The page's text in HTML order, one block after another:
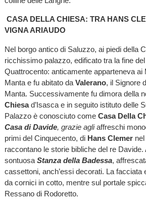
CASA DELLA CHIESA: TRA HANS
VIGNA ARIAUDO
Nel borgo antico di Saluzzo, ai piedi della
ricchissimo palazzo, edificato tra la fine
Quattrocento: anticamente apparteneva
Manta e fu abitato da Valerano, il Signore
Manta. Successivamente fu dimora della
Chiesad’Isasca e in seguito istituto delle
Palazzo è conosciuto come Casa Della
Casa di Davide, grazie agliaffreschi
primi del Cinquecento, di Hans Clemernel
raccontano le storie bibliche del re Davide.
sontuosa Stanza della Badessa,
cassettoni, anch’essi decorati. La facciata
da cornici in cotto, mentre sul portale
Ressano di Rodoretto.